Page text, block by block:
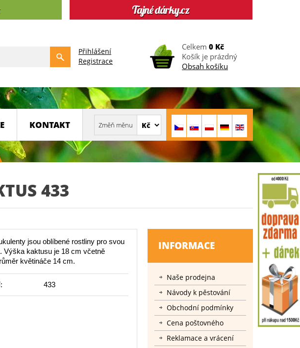
Přihlášení
Registrace
Celkem 0 Kč
Košík je prázdný
Obsah košíku
KONTAKT
433
jsou oblíbené rostliny pro svou
Výška kaktusu je 18 cm včetně
květináče 14 cm.
433
INFORMACE
Naše prodejna
Návody k pěstování
Obchodní podmínky
Cena poštovného
Reklamace a vrácení